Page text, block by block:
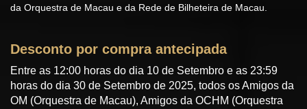
da Orquestra de Macau e da Rede de Bilheteira de Macau.
Desconto por compra antecipada
Entre as 12:00 horas do dia 10 de Setembro e as 23:59
horas do dia 30 de Setembro de 2025, todos os Amigos da
OM (Orquestra de Macau), Amigos da OCHM (Orquestra